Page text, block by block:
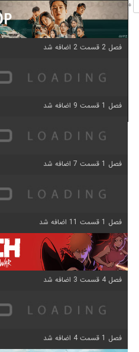
+
فصل 2 قسمت 2 اضافه شد
فصل 1 قسمت 9 اضافه شد
فصل 1 قسمت 7 اضافه شد
فصل 1 قسمت 11 اضافه شد
فصل 4 قسمت 3 اضافه شد
فصل 1 قسمت 4 اضافه شد